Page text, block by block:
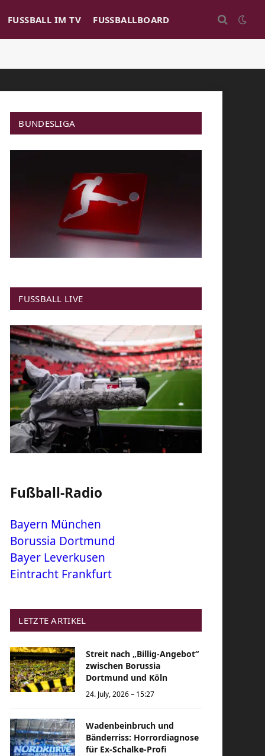
FUSSBALL IM TV FUSSBALLBOARD
BUNDESLIGA
FUSSBALL LIVE
Fußball-Radio
Bayern München
Borussia Dortmund
Bayer Leverkusen
Eintracht Frankfurt
LETZTE ARTIKEL
Streit nach „Billig-Angebot“
zwischen Borussia
Dortmund und Köln
24. July, 2026 – 15:27
Wadenbeinbruch und
Bänderriss: Horrordiagnose
für Ex-Schalke-Profi